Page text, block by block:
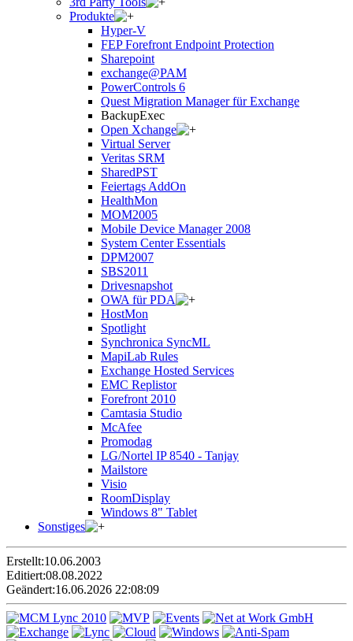
Produkte
Hyper-V
FEP Forefront Endpoint Protection
Sharepoint
exchange@PAM
PowerControls 6
Quest Migration Manager für Exchange
BackupExec
Open Xchange
Virtual Server
Veritas SRM
SharedPST
Feiertags AddOn
HealthMon
MOM2005
Mobile Device Manager 2008
System Center Essentials
DPM2007
SBS2011
Drivesnapshot
OWA für PDA
HostMon
Spotlight
Synchronica SyncML
MapiLab Rules
Exchange Hosted Services
EMC Replistor
Forefront 2010
Camtasia Studio
McAfee
Promodag
LG/Nortel IP 8540 - Tanjay
Mailstore
Visio
RoomDisplay
Windows 8" Tablet
Sonstiges
Erstellt:10.06.2003
Editiert:08.08.2022
Geändert:16.06.2026 22:08:09